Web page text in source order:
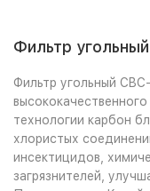
Фильтр
Фильтр угольный
технологии карбон
хлористых
инсектицидов,
загрязнителей,